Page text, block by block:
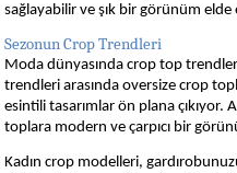
sağlayabilir ve şık bir görünüm elde
Sezonun Crop Trendleri
Moda dünyasında crop top
trendleri arasında oversize crop
esintili tasarımlar ön plana çıkıyor.
toplara modern ve çarpıcı bir
Kadın crop modelleri,